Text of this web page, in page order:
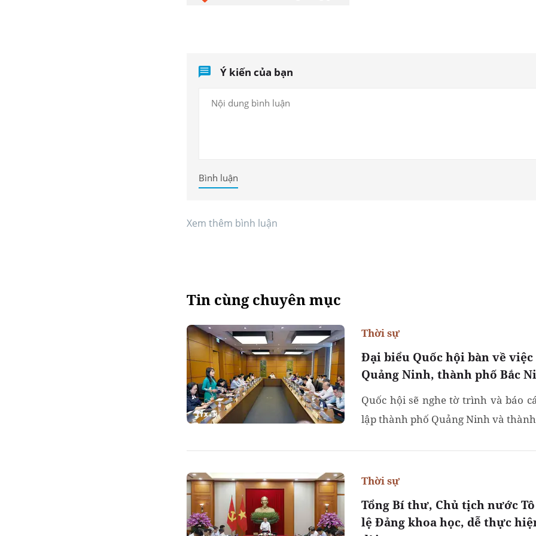
Ý kiến của bạn
Bình luận
Xem thêm bình luận
Tin cùng chuyên mục
Đại biểu Quốc hội bàn về
Quảng Ninh, thành phố Bắc
Thời sự
Quốc hội sẽ nghe tờ trình và báo
lập thành phố Quảng Ninh và
Tổng Bí thư, Chủ tịch nước
lệ Đảng khoa học, dễ thực
Thời sự